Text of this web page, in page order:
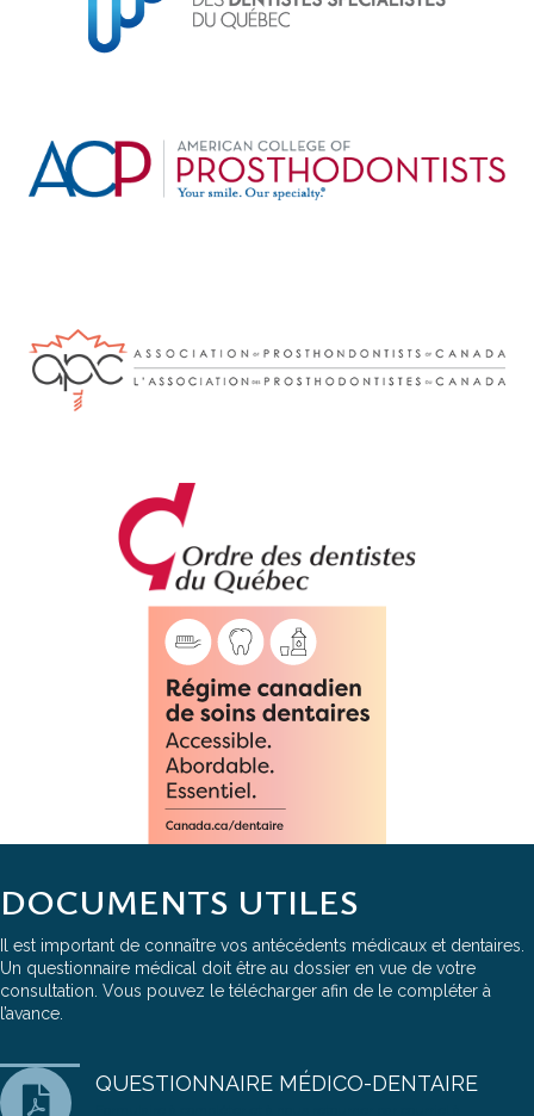
DOCUMENTS UTILES
Il est important de connaître vos antécédents médicaux et dentaires.
Un questionnaire médical doit être au dossier en vue de votre
consultation. Vous pouvez le télécharger afin de le compléter à
l’avance.
QUESTIONNAIRE MÉDICO-DENTAIRE